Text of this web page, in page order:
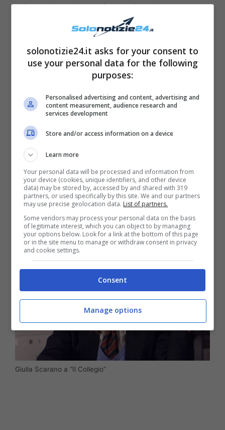
prima e dopo: la trasformazione della
studentessa campana
Giulia Scarano, perché
partecipa a “Il Collegio”?
Giulia Scarano a “Il Collegio”
solonotizie24.it asks for your consent to
use your personal data for the following
purposes:
Personalised advertising and content, advertising and
content measurement, audience research and
services development
Store and/or access information on a device
Learn more
Your personal data will be processed and information from
your device (cookies, unique identifiers, and other device
data) may be stored by, accessed by and shared with 319
partners, or used specifically by this site. We and our partners
may use precise geolocation data. List of partners.
Some vendors may process your personal data on the basis
of legitimate interest, which you can object to by managing
your options below. Look for a link at the bottom of this page
or in the site menu to manage or withdraw consent in privacy
and cookie settings.
Consent
Manage options